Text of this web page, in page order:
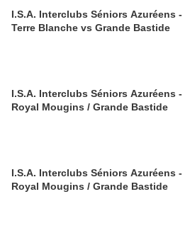
I.S.A. Interclubs Séniors Azuréens -
Terre Blanche vs Grande Bastide
I.S.A. Interclubs Séniors Azuréens -
Royal Mougins / Grande Bastide
I.S.A. Interclubs Séniors Azuréens -
Royal Mougins / Grande Bastide